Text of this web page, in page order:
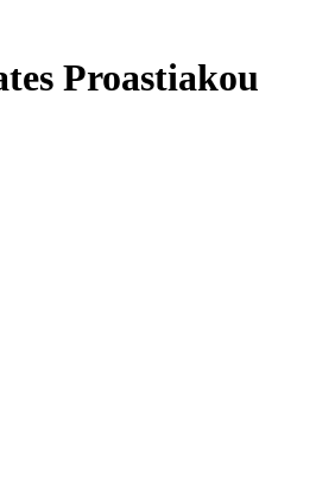
Proastiakou